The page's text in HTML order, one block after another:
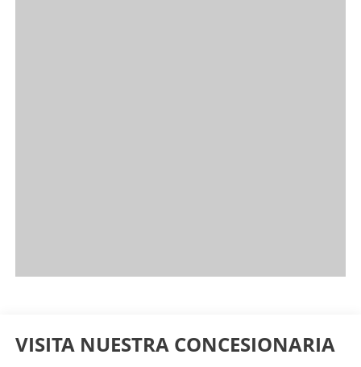
VISITA NUESTRA CONCESIONARIA